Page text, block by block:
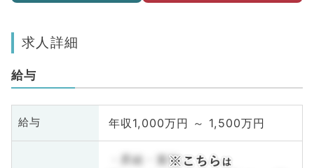
求人詳細
給与
給与 年収1,000万円 ～ 1,500万円
・昇給・賞与